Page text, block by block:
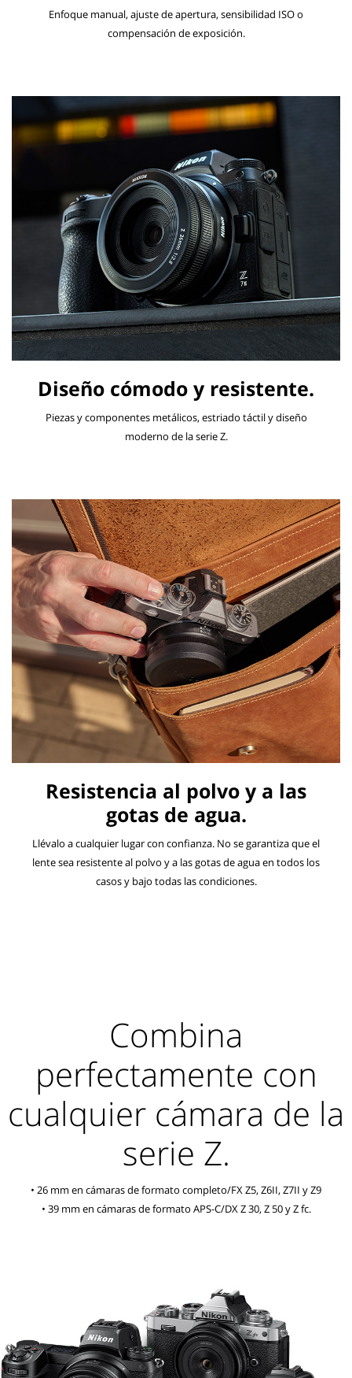
Enfoque manual, ajuste de apertura, sensibilidad ISO o
compensación de exposición.
Diseño cómodo y resistente.
Piezas y componentes metálicos, estriado táctil y diseño
moderno de la serie Z.
Resistencia al polvo y a las
gotas de agua.
Llévalo a cualquier lugar con confianza. No se garantiza que el
lente sea resistente al polvo y a las gotas de agua en todos los
casos y bajo todas las condiciones.
Combina
perfectamente con
cualquier cámara de la
serie Z.
• 26 mm en cámaras de formato completo/FX Z5, Z6II, Z7II y Z9
• 39 mm en cámaras de formato APS-C/DX Z 30, Z 50 y Z fc.